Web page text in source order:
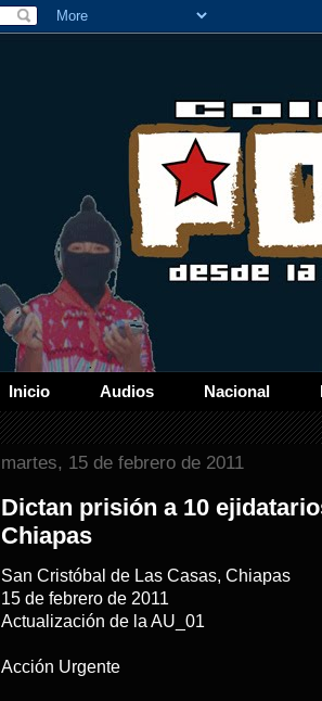
Inicio Audios Nacional
martes, 15 de febrero de 2011
Dictan prisión a 10
Chiapas
San Cristóbal de Las Casas, Chiapas
15 de febrero de 2011
Actualización de la AU_01
Acción Urgente